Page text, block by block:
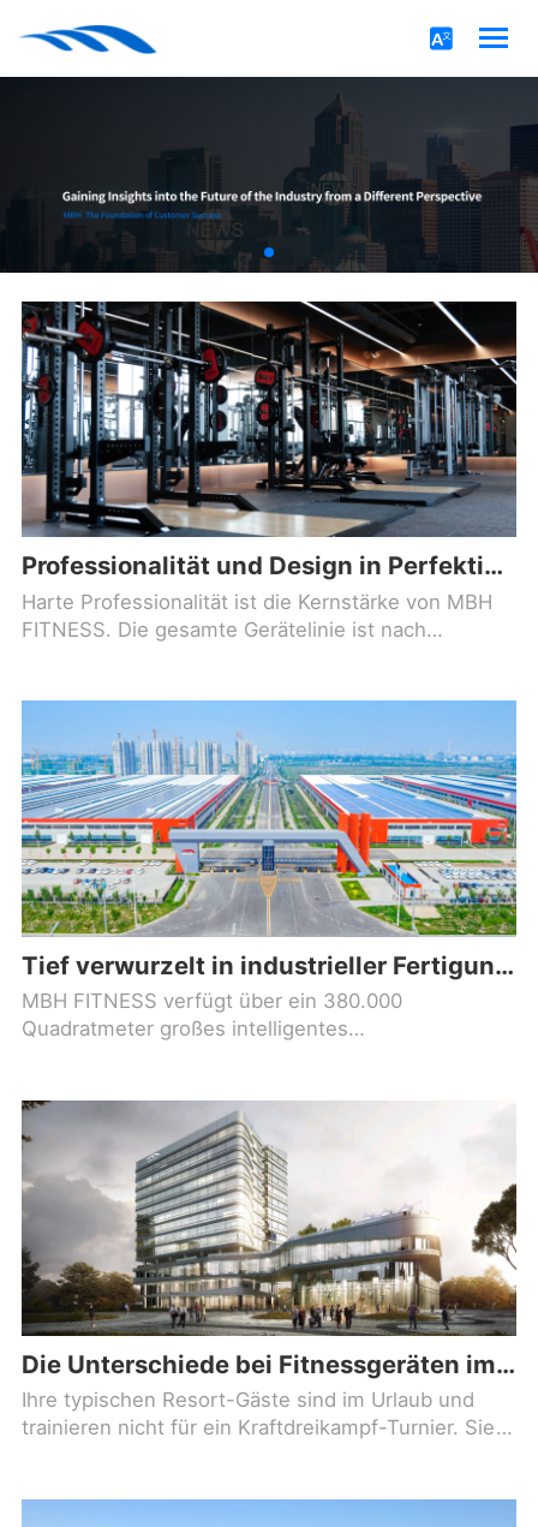
Professionalität und Design in Perfektion – Maibohr hilft deinem Fitnessstudio, sich hervorzuheben!
Harte Professionalität ist die Kernstärke von MBH
FITNESS. Die gesamte Gerätelinie ist nach
Tief verwurzelt in industrieller Fertigung – neuer Maßstab in der Fitnessgerätebranche!
MBH FITNESS verfügt über ein 380.000
Quadratmeter großes intelligentes
standardisierte, vollautomatische
Fertigungsstraßen
Die Unterschiede bei Fitnessgeräten im Resort: Geräte für Urlaubsgäste (die keinem speziellen Training folgen)
Ihre typischen Resort-Gäste sind im Urlaub und
trainieren nicht für ein Kraftdreikampf-Turnier. Sie